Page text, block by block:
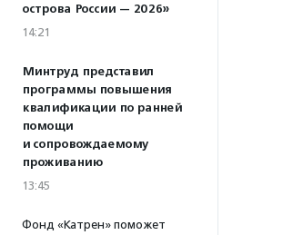
острова России — 2026»
14:21
Минтруд представил
программы повышения
квалификации по ранней
помощи
и сопровождаемому
проживанию
13:45
Фонд «Катрен» поможет